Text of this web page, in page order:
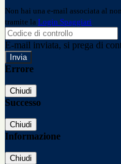
Non hai una e-mail associata al
tramite la Login Spaggiari
E-mail inviata, si prega di
Errore
Chiudi
Successo
Chiudi
Informazione
Chiudi